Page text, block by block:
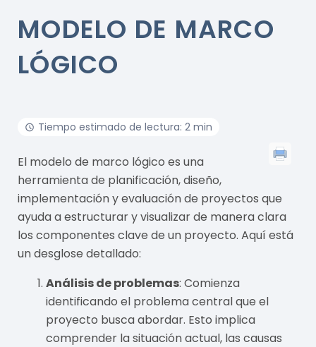
MODELO DE MARCO
LÓGICO
Tiempo estimado de lectura: 2 min
El modelo de marco lógico es una
herramienta de planificación, diseño,
implementación y evaluación de proyectos que
ayuda a estructurar y visualizar de manera clara
los componentes clave de un proyecto. Aquí está
un desglose detallado:
Análisis de problemas: Comienza
identificando el problema central que el
proyecto busca abordar. Esto implica
comprender la situación actual, las causas